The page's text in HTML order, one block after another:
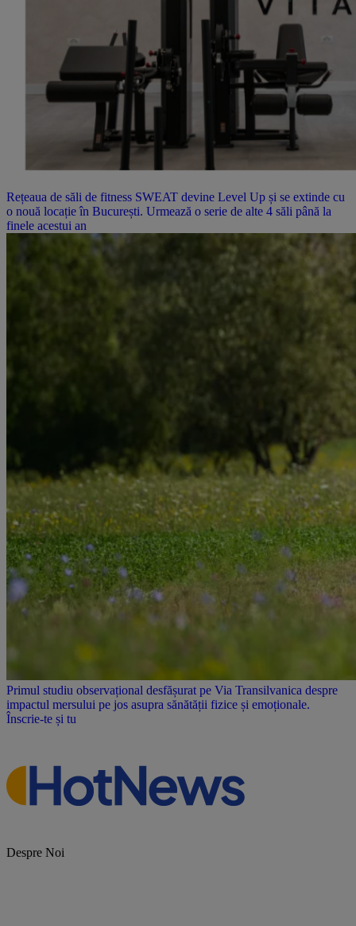
Rețeaua de săli de fitness SWEAT devine Level Up și se extinde cu
o nouă locație în București. Urmează o serie de alte 4 săli până la
finele acestui an
Primul studiu observațional desfășurat pe Via Transilvanica despre
impactul mersului pe jos asupra sănătății fizice și emoționale.
Înscrie-te și tu
Despre Noi